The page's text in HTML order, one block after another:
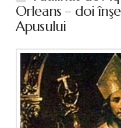
Orleans – doi
Apusului